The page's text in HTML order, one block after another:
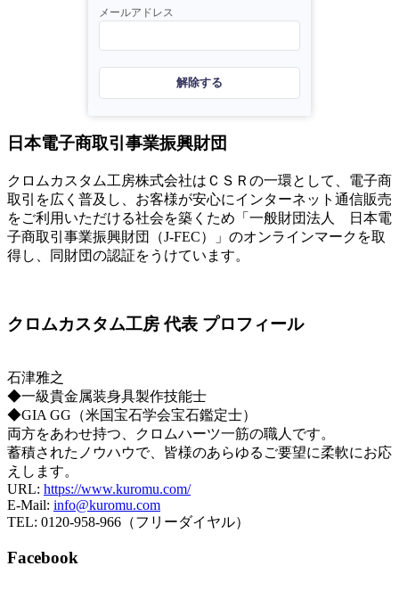
メールアドレス
解除する
日本電子商取引事業振興財団
クロムカスタム工房株式会社はＣＳＲの一環として、電子商
取引を広く普及し、お客様が安心にインターネット通信販売
をご利用いただける社会を築くため「一般財団法人 日本電
子商取引事業振興財団（J-FEC）」のオンラインマークを取
得し、同財団の認証をうけています。
クロムカスタム工房 代表 プロフィール
石津雅之
◆一級貴金属装身具製作技能士
◆GIA GG（米国宝石学会宝石鑑定士）
両方をあわせ持つ、クロムハーツ一筋の職人です。
蓄積されたノウハウで、皆様のあらゆるご要望に柔軟にお応
えします。
URL: https://www.kuromu.com/
E-Mail: info@kuromu.com
TEL: 0120-958-966（フリーダイヤル）
Facebook